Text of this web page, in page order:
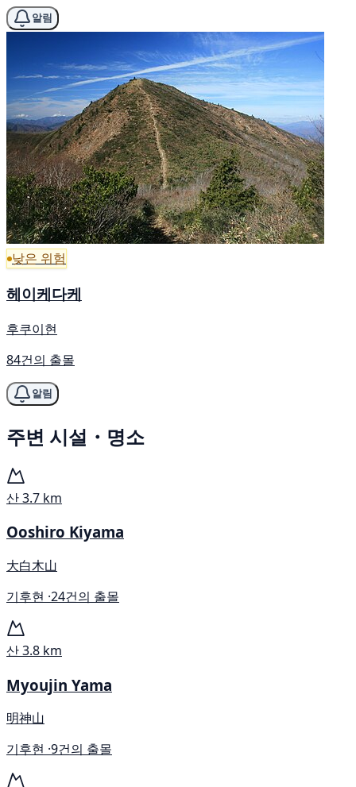
알림
낮은 위험
헤이케다케
후쿠이현
84건의 출몰
알림
주변 시설・명소
산3.7 km
Ooshiro Kiyama
大白木山
기후현 ·24건의 출몰
산3.8 km
Myoujin Yama
明神山
기후현 ·9건의 출몰